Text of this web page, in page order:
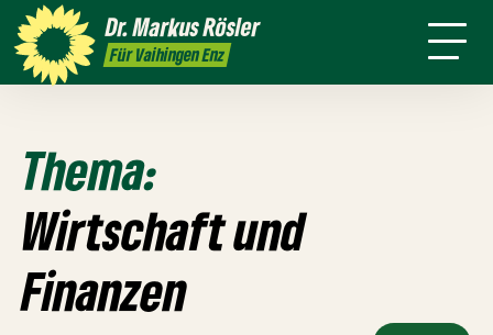
Dr. MarkusRösler
Für Vaihingen Enz
Rundmail Service Presse
Person
Thema:
Wirtschaft und
Finanzen